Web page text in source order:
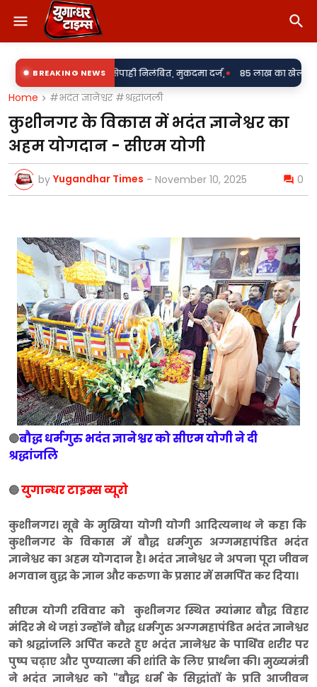
BREAKING NEWS
में दो सिपाही निलंबित, मुकदमा दर्ज,• 85 लाख का खेल या पारदर्शिता
Home #भदंत ज्ञानेश्वर #श्रद्धांजली
कुशीनगर के विकास में भदंत ज्ञानेश्वर का
अहम योगदान - सीएम योगी
by Yugandhar Times - November 10, 2025 0
🔴बौद्ध धर्मगुरु भदंत ज्ञानेश्वर को सीएम योगी ने दी
श्रद्धांजलि
🔵युगान्धर टाइम्स व्यूरो
कुशीनगर। सूबे के मुखिया योगी योगी आदित्यनाथ ने कहा कि
कुशीनगर के विकास में बौद्ध धर्मगुरु अग्गमहापंडित भदंत
ज्ञानेश्वर का अहम योगदान है। भदंत ज्ञानेश्वर ने अपना पूरा जीवन
भगवान बुद्ध के ज्ञान और करुणा के प्रसार में समर्पित कर दिया।
सीएम योगी रविवार को कुशीनगर स्थित म्यांमार बौद्ध विहार
मंदिर मे थे जहां उन्होंने बौद्ध धर्मगुरु अग्गमहापंडित भदंत ज्ञानेश्वर
को श्रद्धांजलि अर्पित करते हुए भदंत ज्ञानेश्वर के पार्थिव शरीर पर
पुष्प चढ़ाए और पुण्यात्मा की शांति के लिए प्रार्थना की। मुख्यमंत्री
ने भदंत ज्ञानेश्वर को "बौद्ध धर्म के सिद्धांतों के प्रति आजीवन